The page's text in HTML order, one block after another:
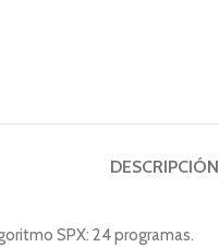
DESCRIPCIÓN
SPX: 24 programas.